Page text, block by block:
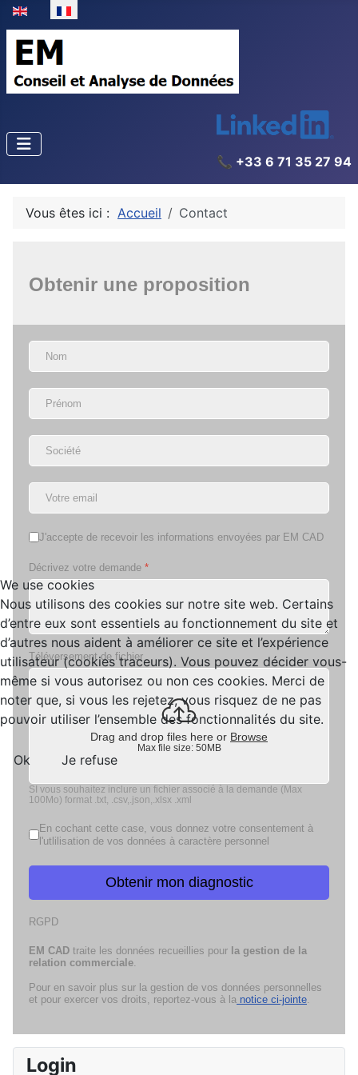
Sélectionnez votre langue
📞 +33 6 71 35 27 94
Vous êtes ici : Accueil Contact
Obtenir une proposition
OK_lettrenews
J'accepte de recevoir les informations envoyées par EM CAD
Décrivez votre demande *
Téléversement de fichier
Drag and drop files here or Browse
Max file size: 50MB
SI vous souhaitez inclure un fichier associé à la demande (Max
100Mo) format .txt, .csv,.json,.xlsx .xml
En cochant cette case, vous donnez votre consentement à
l'utlilisation de vos données à caractère personnel
Obtenir mon diagnostic
RGPD
EM CAD traite les données recueillies pour la gestion de la
relation commerciale.
Pour en savoir plus sur la gestion de vos données personnelles
et pour exercer vos droits, reportez-vous à la notice ci-jointe.
Login
We use cookies
Nous utilisons des cookies sur notre site web. Certains
d’entre eux sont essentiels au fonctionnement du site et
d’autres nous aident à améliorer ce site et l’expérience
utilisateur (cookies traceurs). Vous pouvez décider vous-
même si vous autorisez ou non ces cookies. Merci de
noter que, si vous les rejetez, vous risquez de ne pas
pouvoir utiliser l’ensemble des fonctionnalités du site.
Ok Je refuse